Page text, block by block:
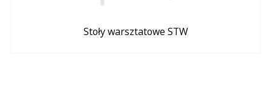
Stoły warsztatowe STW